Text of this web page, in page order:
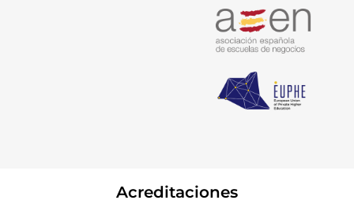
Acreditaciones